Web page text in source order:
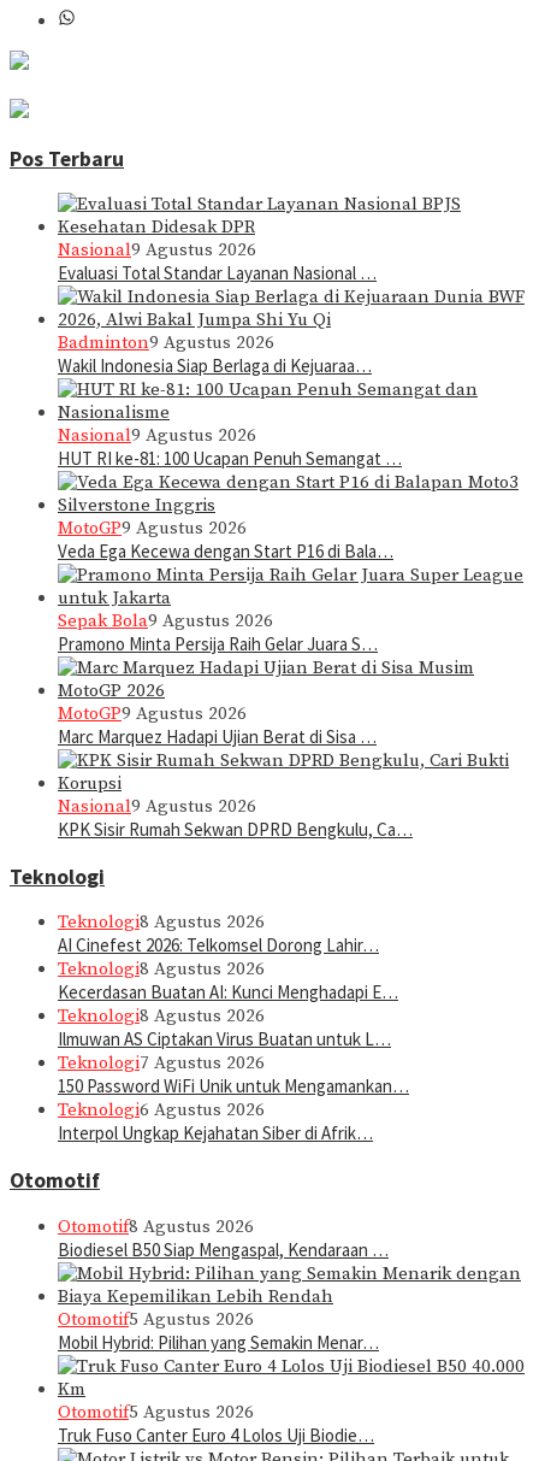
Pos Terbaru
Nasional9 Agustus 2026
Evaluasi Total Standar Layanan Nasional …
Badminton9 Agustus 2026
Wakil Indonesia Siap Berlaga di Kejuaraa…
Nasional9 Agustus 2026
HUT RI ke-81: 100 Ucapan Penuh Semangat …
MotoGP9 Agustus 2026
Veda Ega Kecewa dengan Start P16 di Bala…
Sepak Bola9 Agustus 2026
Pramono Minta Persija Raih Gelar Juara S…
MotoGP9 Agustus 2026
Marc Marquez Hadapi Ujian Berat di Sisa …
Nasional9 Agustus 2026
KPK Sisir Rumah Sekwan DPRD Bengkulu, Ca…
Teknologi
Teknologi8 Agustus 2026
AI Cinefest 2026: Telkomsel Dorong Lahir…
Teknologi8 Agustus 2026
Kecerdasan Buatan AI: Kunci Menghadapi E…
Teknologi8 Agustus 2026
Ilmuwan AS Ciptakan Virus Buatan untuk L…
Teknologi7 Agustus 2026
150 Password WiFi Unik untuk Mengamankan…
Teknologi6 Agustus 2026
Interpol Ungkap Kejahatan Siber di Afrik…
Otomotif
Otomotif8 Agustus 2026
Biodiesel B50 Siap Mengaspal, Kendaraan …
Otomotif5 Agustus 2026
Mobil Hybrid: Pilihan yang Semakin Menar…
Otomotif5 Agustus 2026
Truk Fuso Canter Euro 4 Lolos Uji Biodie…